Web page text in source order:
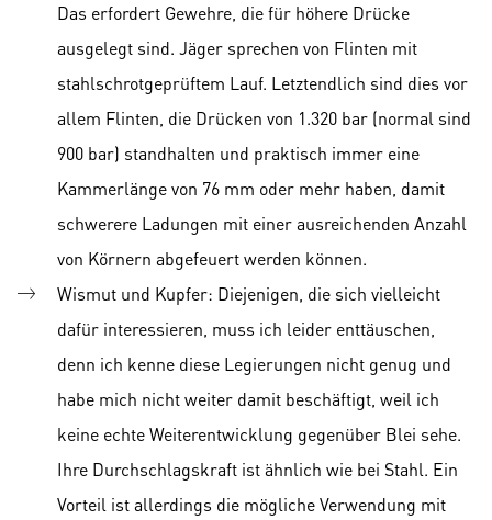
Das erfordert Gewehre, die für höhere Drücke
ausgelegt sind. Jäger sprechen von Flinten mit
stahlschrotgeprüftem Lauf. Letztendlich sind dies vor
allem Flinten, die Drücken von 1.320 bar (normal sind
900 bar) standhalten und praktisch immer eine
Kammerlänge von 76 mm oder mehr haben, damit
schwerere Ladungen mit einer ausreichenden Anzahl
von Körnern abgefeuert werden können.
Wismut und Kupfer: Diejenigen, die sich vielleicht
dafür interessieren, muss ich leider enttäuschen,
denn ich kenne diese Legierungen nicht genug und
habe mich nicht weiter damit beschäftigt, weil ich
keine echte Weiterentwicklung gegenüber Blei sehe.
Ihre Durchschlagskraft ist ähnlich wie bei Stahl. Ein
Vorteil ist allerdings die mögliche Verwendung mit